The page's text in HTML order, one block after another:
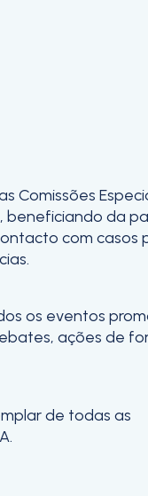
Comissões
beneficiando da
com casos
os eventos
ações de
de todas as